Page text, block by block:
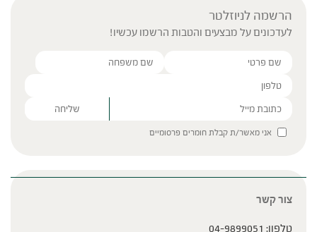
הרשמה לניוזלטר
לעדכונים על מבצעים והטבות הרשמו עכשיו!
Please leave this field empty.
אני מאשר/ת קבלת חומרים פרסומיים
צור קשר
טלפון: 04-9899051